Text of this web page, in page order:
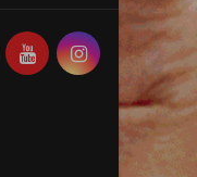
YouTubeInstagram